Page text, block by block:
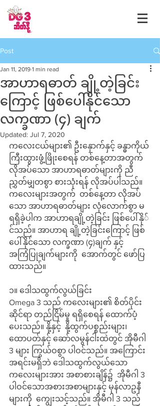
Post
အာဟာရဓာတ် ချို့တဲ့ခြင်း
ကြောင့် ဖြစ်ပေါ်နိုင်သော
လက္ခဏာ (၄) ချက်
Jan 11, 2019 1 min read
Updated: Jul 7, 2020
ကလေးငယ်များ၏ ဦးနှောက်နှင့် ခန္ဓာကိုယ်
ကြီးထွားဖွံ့ဖြိုးစေရန် တစ်နေ့တာအတွက်
လိုအပ်သော အာဟာရဓာတ်များကို ညီ
ညွှတ်မျှတစွာ စားသုံးရန် လိုအပ်ပါသည်။
ကလေးများအတွက်  တစ်နေ့တာ လိုအပ်
သော အာဟာရဓာတ်များ လုံလောက်စွာ မ
ရရှိခဲ့ပါက အာဟာရချို့တဲ့ခြင်း ဖြစ်ပေါ်နို်
င်သည်။ အာဟာရ ချို့တဲ့ခြင်းကြောင့် ဖြစ်
ပေါ်နိုင်သော လက္ခဏာ (၄)ချက် နှင့်
အကြံပြုချက်များကို  အောက်တွင် ဖော်ပြ
ထားသည်။
၁။ ဒေါသထွက်လွယ်ခြင်း
Omega 3 သည် ကလေးများ၏ စိတ်ပိုင်း
ဆိုင်ရာ တည်ငြိမ်မှု ရရှိစေရန် ထောက်ပံ့
ပေးသည်။ နို့နှင့်  နို့ထွက်ပစ္စည်းများ၊
ထောပတ်နှင့် ဆော်လမွန်ငါးထဲတွင် အိုမီဂါ
3 များ ကြွယ်ဝစွာ ပါဝင်သည်။ အကြောင်း
အရင်းမရှိဘဲ ဒေါသထွက်လွယ်သော
ကလေးများအား အစာစားချိန်၌  အိုမီဂါ 3
ပါဝင်သောအစားအစာများနှင့် မုန်လာဥနီ
များကို  ကျွေးသင့်သည်။ အိုမီဂါ 3 သည်